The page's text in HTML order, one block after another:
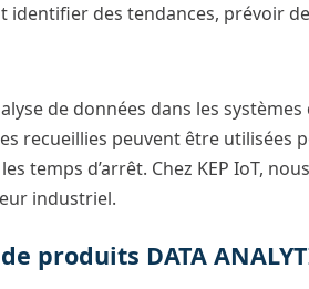
identifier des tendances, prévoir
de données dans les
recueillies peuvent être
temps d’arrêt​. Chez KEP IoT,
industriel.
produits DATA